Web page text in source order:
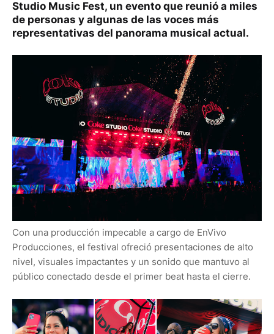
Studio Music Fest, un evento que reunió a miles
de personas y algunas de las voces más
representativas del panorama musical actual.
Con una producción impecable a cargo de EnVivo
Producciones, el festival ofreció presentaciones de alto
nivel, visuales impactantes y un sonido que mantuvo al
público conectado desde el primer beat hasta el cierre.